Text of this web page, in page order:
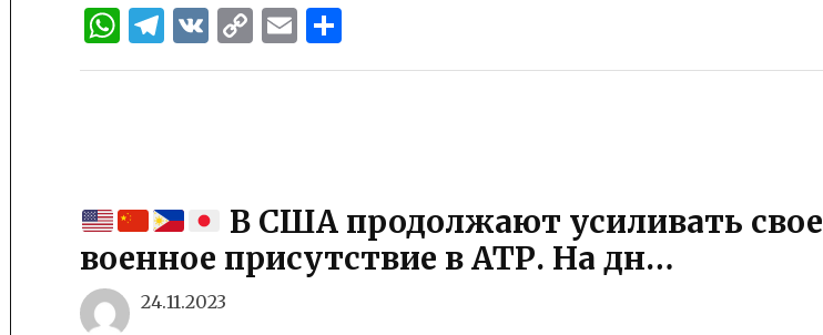
WhatsApp
Telegram
VK Copy
Link
Email
В США продолжают усиливать свое
военное присутствие в АТР. На дн…
24.11.2023